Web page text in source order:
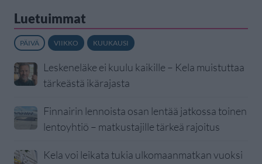
Luetuimmat
PÄIVÄ VIIKKO KUUKAUSI
Leskeneläke ei kuulu kaikille – Kela muistuttaa
tärkeästä ikärajasta
Finnairin lennoista osan lentää jatkossa toinen
lentoyhtiö – matkustajille tärkeä rajoitus
Kela voi leikata tukia ulkomaanmatkan vuoksi